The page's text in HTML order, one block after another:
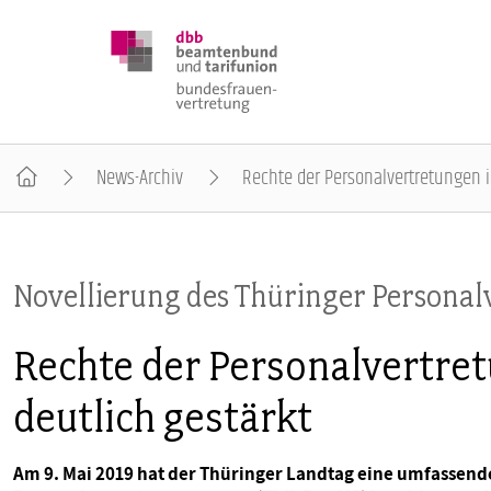
BUNDESTAGSWAHL 2025
POSITIONEN
SCHWERPUNKTTHEMEN
News-Archiv Rechte der
Novellierung des Thüringer
Rechte der
deutlich gestärkt
Am 9. Mai 2019 hat der Thüringer Landtag eine